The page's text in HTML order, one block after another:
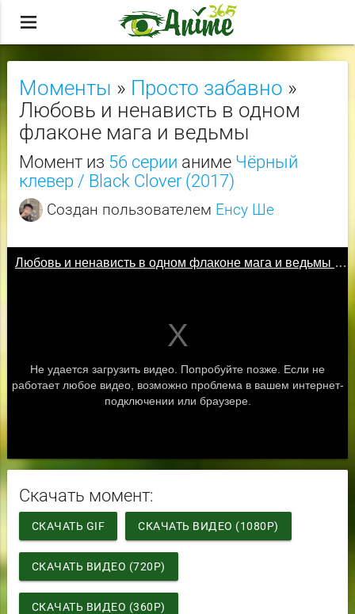
menu
Моменты » Просто забавно »
Любовь и ненависть в одном
флаконе мага и ведьмы
Момент из 56 серии аниме Чёрный
клевер / Black Clover (2017)
Создан пользователем Енсу Ше
Скачать момент:
СКАЧАТЬ GIF СКАЧАТЬ ВИДЕО (1080P)
СКАЧАТЬ ВИДЕО (720P)
СКАЧАТЬ ВИДЕО (360P)